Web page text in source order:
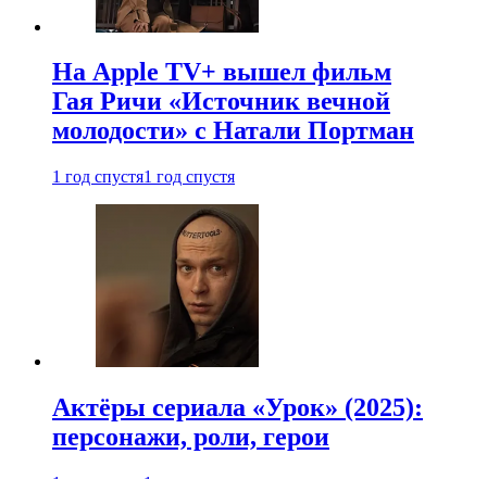
На Apple TV+ вышел фильм
Гая Ричи «Источник вечной
молодости» с Натали Портман
1 год спустя1 год спустя
Актёры сериала «Урок» (2025):
персонажи, роли, герои